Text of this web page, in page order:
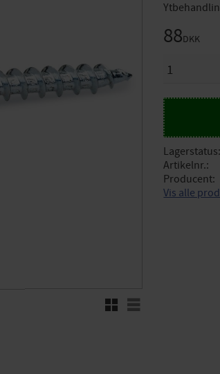
RutenettListe
88DKK
Lagerstatus
Artikelnr.
Producent
Vis alle